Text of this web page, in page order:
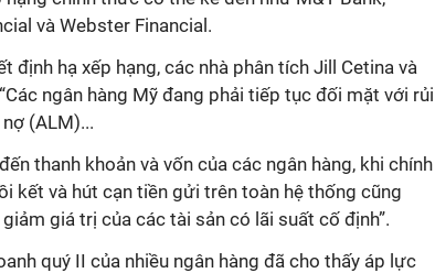
và Webster Financial.
định hạ xếp hạng, các nhà phân tích Jill Cetina và
ngân hàng Mỹ đang phải tiếp tục đối mặt với rủi
(ALM)...
thanh khoản và vốn của các ngân hàng, khi chính
kết và hút cạn tiền gửi trên toàn hệ thống cũng
giá trị của các tài sản có lãi suất cố định”.
quý II của nhiều ngân hàng đã cho thấy áp lực